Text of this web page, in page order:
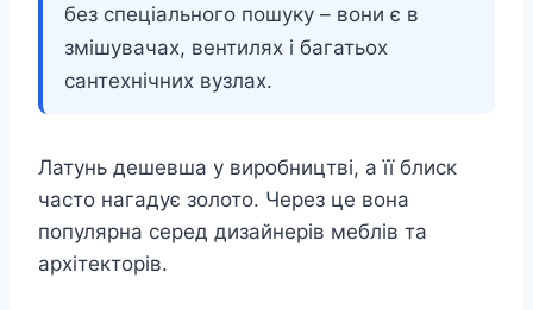
без спеціального пошуку – вони є в
змішувачах, вентилях і багатьох
сантехнічних вузлах.
Латунь дешевша у виробництві, а її блиск
часто нагадує золото. Через це вона
популярна серед дизайнерів меблів та
архітекторів.